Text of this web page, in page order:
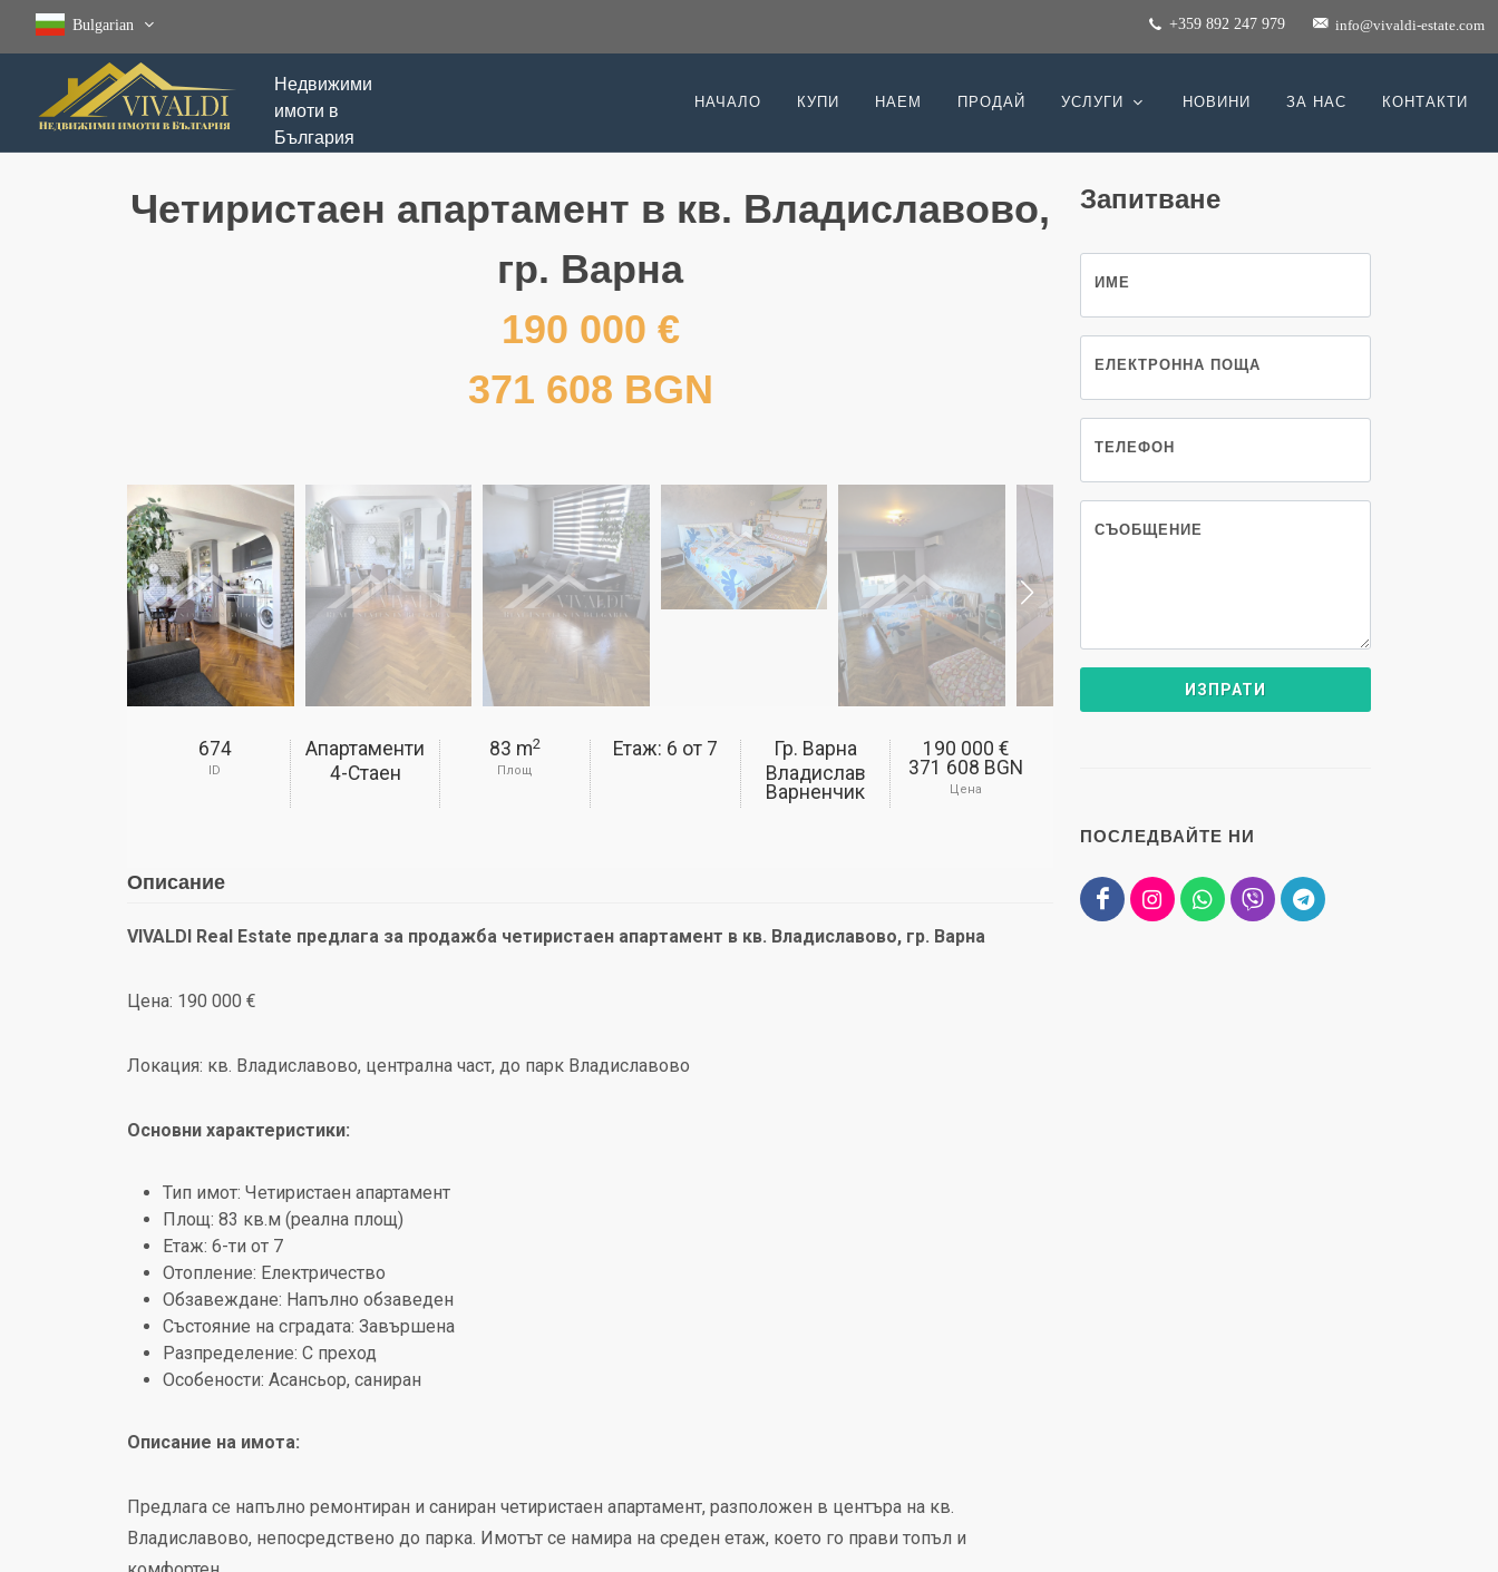
Bulgarian +359 892 247 979 info@vivaldi-estate.com
Недвижими
имоти в
България
НАЧАЛО КУПИ НАЕМ ПРОДАЙ УСЛУГИ НОВИНИ ЗА НАС КОНТАКТИ
Четиристаен апартамент в кв. Владиславово,
гр. Варна
190 000 €
371 608 BGN
674
ID
Апартаменти
4-Стаен
83 m2
Площ
Етаж: 6 от7
Гр. Варна
Владислав
Варненчик
190 000 €
371 608 BGN
Цена
Описание
VIVALDI Real Estate предлага за продажба четиристаен апартамент в кв. Владиславово, гр. Варна
Цена: 190 000 €
Локация: кв. Владиславово, централна част, до парк Владиславово
Основни характеристики:
Тип имот: Четиристаен апартамент
Площ: 83 кв.м (реална площ)
Етаж: 6-ти от 7
Отопление: Електричество
Обзавеждане: Напълно обзаведен
Състояние на сградата: Завършена
Разпределение: С преход
Особености: Асансьор, саниран
Описание на имота:
Предлага се напълно ремонтиран и саниран четиристаен апартамент, разположен в центъра на кв.
Владиславово, непосредствено до парка. Имотът се намира на среден етаж, което го прави топъл и
Запитване
ИМЕ
ЕЛЕКТРОННА ПОЩА
ТЕЛЕФОН
СЪОБЩЕНИЕ
ПОСЛЕДВАЙТЕ НИ